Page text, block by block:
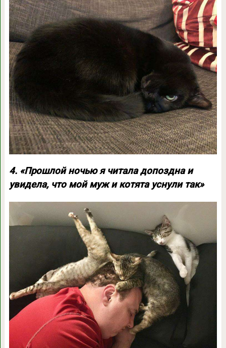
4. «Прошлой ночью я читала допоздна и
увидела, что мой муж и котята уснули так»